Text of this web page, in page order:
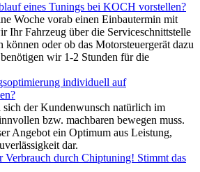
eines Tunings bei KOCH vorstellen?
Woche vorab einen Einbautermin mit
Ihr Fahrzeug über die Serviceschnittstelle
oder ob das Motorsteuergerät dazu
wir 1-2 Stunden für die
individuell auf
der Kundenwunsch natürlich im
bzw. machbaren bewegen muss.
Angebot ein Optimum aus Leistung,
dar.
durch Chiptuning! Stimmt das